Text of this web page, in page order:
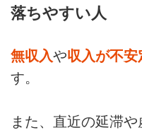
落ちやすい人
無収入や収入が不安
す。
また、直近の延滞